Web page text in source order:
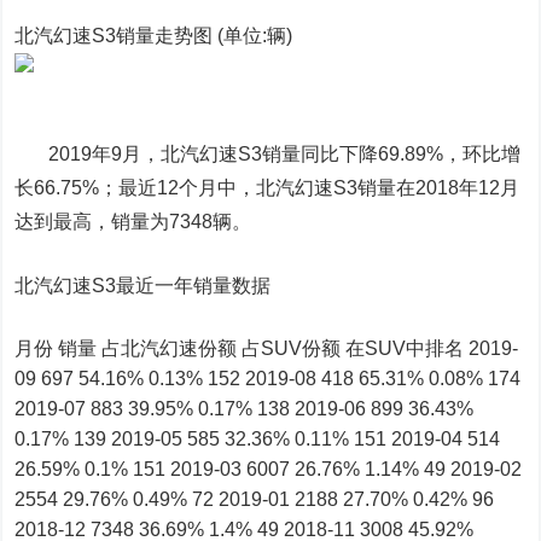
北汽幻速S3销量走势图 (单位:辆)
2019年9月，北汽幻速S3销量同比下降69.89%，环比增
长66.75%；最近12个月中，北汽幻速S3销量在2018年12月
达到最高，销量为7348辆。
北汽幻速S3最近一年销量数据
月份 销量 占北汽幻速份额 占SUV份额 在SUV中排名 2019-
09 697 54.16% 0.13% 152 2019-08 418 65.31% 0.08% 174
2019-07 883 39.95% 0.17% 138 2019-06 899 36.43%
0.17% 139 2019-05 585 32.36% 0.11% 151 2019-04 514
26.59% 0.1% 151 2019-03 6007 26.76% 1.14% 49 2019-02
2554 29.76% 0.49% 72 2019-01 2188 27.70% 0.42% 96
2018-12 7348 36.69% 1.4% 49 2018-11 3008 45.92%